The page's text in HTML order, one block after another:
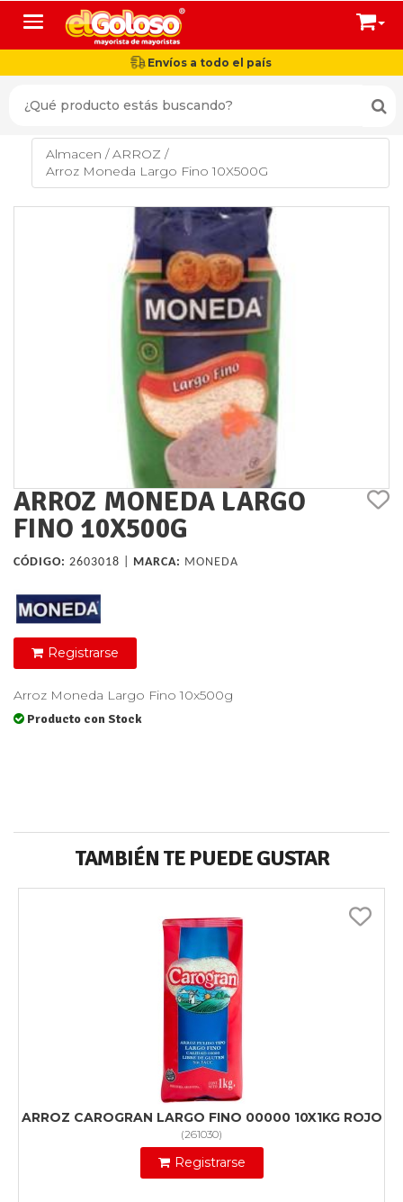
Toggle navigation
Envíos a todo el país
Almacen /ARROZ /
Arroz Moneda Largo Fino 10X500G
ARROZ MONEDA LARGO
FINO 10X500G
CÓDIGO: 2603018 | MARCA: MONEDA
Registrarse
Arroz Moneda Largo Fino 10x500g
Producto con Stock
TAMBIÉN TE PUEDE GUSTAR
ARROZ CAROGRAN LARGO FINO 00000 10X1KG ROJO
(261030)
Registrarse